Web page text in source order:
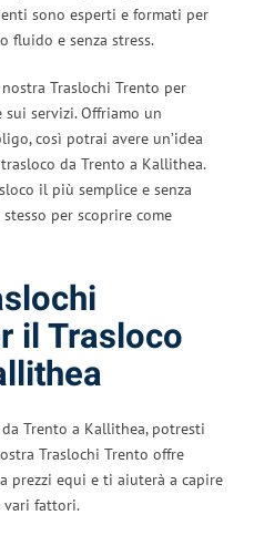
sono esperti e formati per
fluido e senza stress.
Traslochi Trento per
servizi. Offriamo un
così potrai avere un’idea
da Trento a Kallithea.
il più semplice e senza
per scoprire come
il Trasloco
Trento a Kallithea, potresti
Traslochi Trento offre
prezzi equi e ti aiuterà a capire
vari fattori.